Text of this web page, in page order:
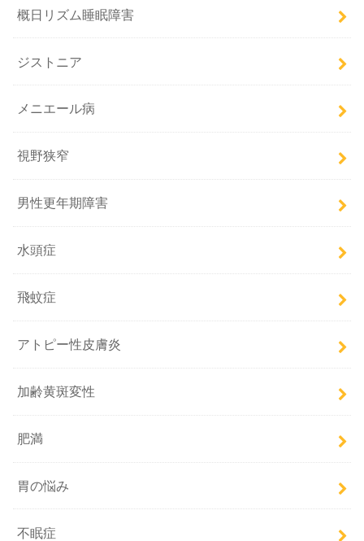
概日リズム睡眠障害
ジストニア
メニエール病
視野狭窄
男性更年期障害
水頭症
飛蚊症
アトピー性皮膚炎
加齢黄斑変性
肥満
胃の悩み
不眠症